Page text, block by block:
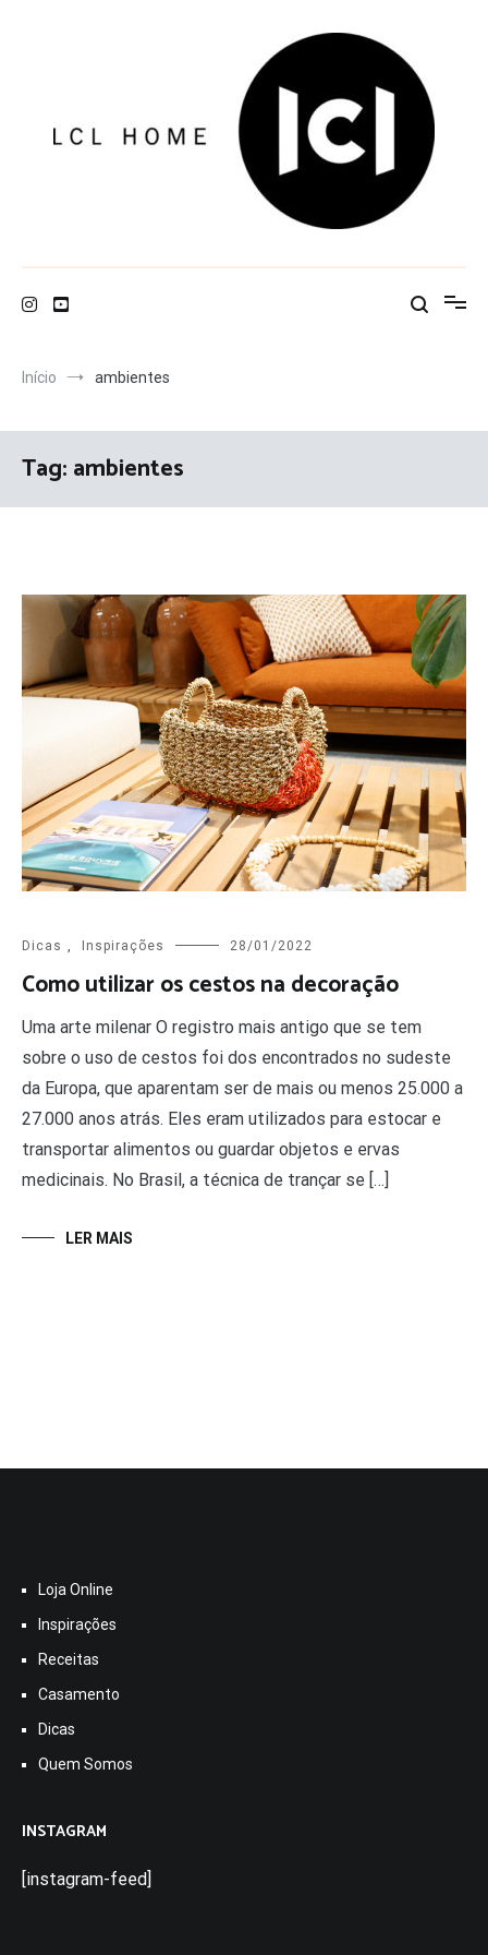
Início ambientes
Tag:ambientes
Dicas , Inspirações 28/01/2022
Como utilizar os cestos na decoração
Uma arte milenar O registro mais antigo que se tem
sobre o uso de cestos foi dos encontrados no sudeste
da Europa, que aparentam ser de mais ou menos 25.000 a
27.000 anos atrás. Eles eram utilizados para estocar e
transportar alimentos ou guardar objetos e ervas
medicinais. No Brasil, a técnica de trançar se […]
LER MAIS
Loja Online
Inspirações
Receitas
Casamento
Dicas
Quem Somos
INSTAGRAM
[instagram-feed]